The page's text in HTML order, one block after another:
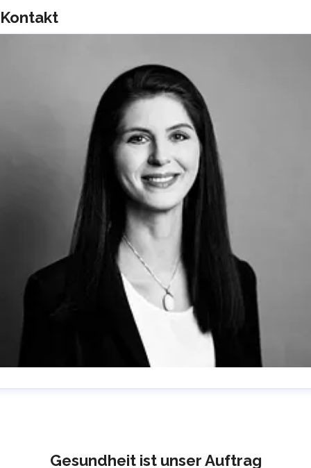
Kontakt
Gesundheit ist unser Auftrag